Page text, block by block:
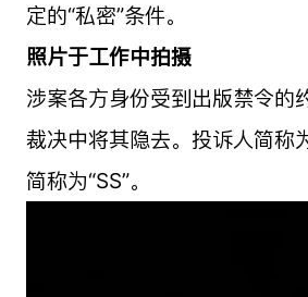
定的“私密”条件。
照片于工作中拍摄
涉案各方身份受到出版禁令的
裁决中将其隐去。投诉人简称
简称为“SS”。